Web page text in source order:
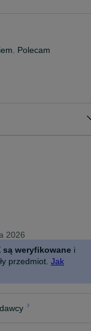
Polecam
2026
są weryfikowane i
przedmiot. Jak